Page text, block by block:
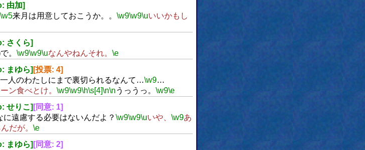
由加]
\w5来月は用意しておこうか。。 \w9\w9\uいいかもし
さくら]
。 \w9\w9\uなんやねんそれ。 \e
まゆら] [投票: 4]
人のわたしにまで裏切られるなんて…\w9…
ン食べとけ。 \w9\w9\h\s[4]\n\n うっうっ。 \w9\e
せりこ] [同意: 1]
に遠慮する必要はないんだよ？ \w9\w9\uいや、 \w9あ
だが。 \e
まゆら] [同意: 2]